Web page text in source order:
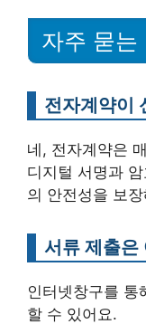
자주 묻는
전자계약이
네, 전자계약은
디지털 서명과
의 안전성을 보
서류 제출은
인터넷창구를 통
할 수 있어요.